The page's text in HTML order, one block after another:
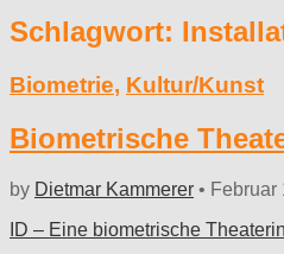
Schlagwort:
Biometrie, Kultur/Kunst
Biometrische
by Dietmar Kammerer • Februar
ID – Eine biometrische